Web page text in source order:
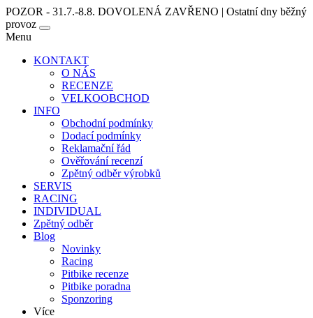
POZOR - 31.7.-8.8. DOVOLENÁ ZAVŘENO | Ostatní dny běžný
provoz
Menu
KONTAKT
O NÁS
RECENZE
VELKOOBCHOD
INFO
Obchodní podmínky
Dodací podmínky
Reklamační řád
Ověřování recenzí
Zpětný odběr výrobků
SERVIS
RACING
INDIVIDUAL
Zpětný odběr
Blog
Novinky
Racing
Pitbike recenze
Pitbike poradna
Sponzoring
Více